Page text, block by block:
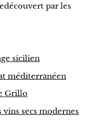
par les
sicilien
méditerranéen
Grillo
secs modernes